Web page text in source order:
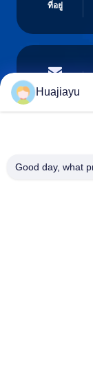
ที่อยู่
อีเมล
โทรศัพท์
Huajiayu
Good day, what